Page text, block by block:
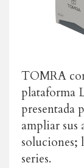
TOMRA
plataforma
presentada
ampliar sus
soluciones;
series.